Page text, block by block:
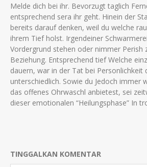
Melde dich bei ihr. Bevorzugt taglich
entsprechend sera ihr geht. Hinein der
bereits darauf denken, weil du welche
ihrem Tief holst. Irgendeiner
Vordergrund stehen oder nimmer Perish
Beziehung. Entsprechend tief Welche
dauern, war in der Tat bei Personlichkeit
unterschiedlich. Sowie du Jedoch immer
das offenes Ohrwaschl anbietest, sei
dieser emotionalen “Heilungsphase” In
TINGGALKAN KOMENTAR